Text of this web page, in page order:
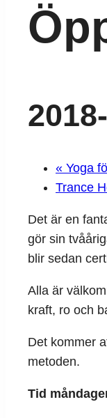
« Yoga
Trance
Det är en
gör sin
blir sedan
Alla är
kraft, ro och
Det kommer
metoden.
Tid